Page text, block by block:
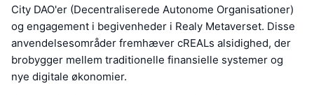
City DAO'er (Decentraliserede Autonome Organisationer)
og engagement i begivenheder i Realy Metaverset. Disse
anvendelsesområder fremhæver cREALs alsidighed, der
brobygger mellem traditionelle finansielle systemer og
nye digitale økonomier.